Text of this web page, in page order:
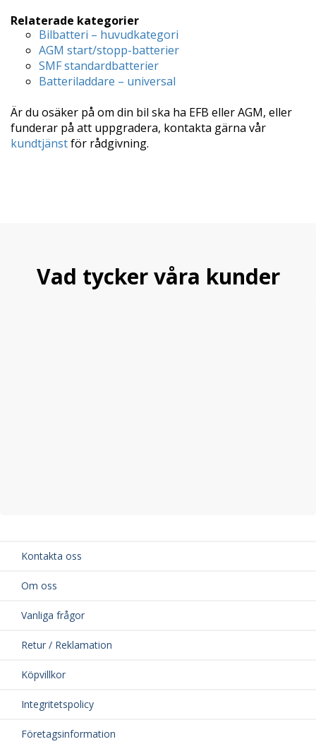
Relaterade kategorier
Bilbatteri – huvudkategori
AGM start/stopp-batterier
SMF standardbatterier
Batteriladdare – universal
Är du osäker på om din bil ska ha EFB eller AGM, eller
funderar på att uppgradera, kontakta gärna vår
kundtjänstför rådgivning.
Vad tycker våra kunder
Kontakta oss
Om oss
Vanliga frågor
Retur / Reklamation
Köpvillkor
Integritetspolicy
Företagsinformation